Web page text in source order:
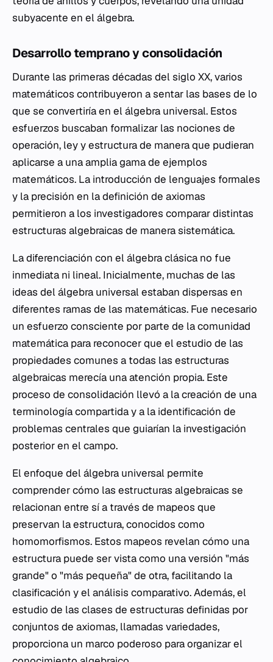
subyacente en el álgebra.
Desarrollo temprano y consolidación
Durante las primeras décadas del siglo XX, varios
matemáticos contribuyeron a sentar las bases de lo
que se convertiría en el álgebra universal. Estos
esfuerzos buscaban formalizar las nociones de
operación, ley y estructura de manera que pudieran
aplicarse a una amplia gama de ejemplos
matemáticos. La introducción de lenguajes formales
y la precisión en la definición de axiomas
permitieron a los investigadores comparar distintas
estructuras algebraicas de manera sistemática.
La diferenciación con el álgebra clásica no fue
inmediata ni lineal. Inicialmente, muchas de las
ideas del álgebra universal estaban dispersas en
diferentes ramas de las matemáticas. Fue necesario
un esfuerzo consciente por parte de la comunidad
matemática para reconocer que el estudio de las
propiedades comunes a todas las estructuras
algebraicas merecía una atención propia. Este
proceso de consolidación llevó a la creación de una
terminología compartida y a la identificación de
problemas centrales que guiarían la investigación
posterior en el campo.
El enfoque del álgebra universal permite
comprender cómo las estructuras algebraicas se
relacionan entre sí a través de mapeos que
preservan la estructura, conocidos como
homomorfismos. Estos mapeos revelan cómo una
estructura puede ser vista como una versión "más
grande" o "más pequeña" de otra, facilitando la
clasificación y el análisis comparativo. Además, el
estudio de las clases de estructuras definidas por
conjuntos de axiomas, llamadas variedades,
proporciona un marco poderoso para organizar el